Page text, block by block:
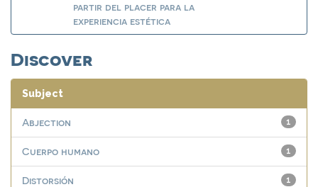
partir del placer para la
experiencia estética
Discover
Subject
1
Abjection
1
Cuerpo humano
1
Distorsión